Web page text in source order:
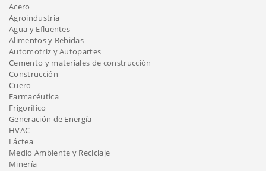
Acero
Agroindustria
Agua y Efluentes
Alimentos y Bebidas
Automotriz y Autopartes
Cemento y materiales de construcción
Construcción
Cuero
Farmacéutica
Frigorífico
Generación de Energía
HVAC
Láctea
Medio Ambiente y Reciclaje
Minería